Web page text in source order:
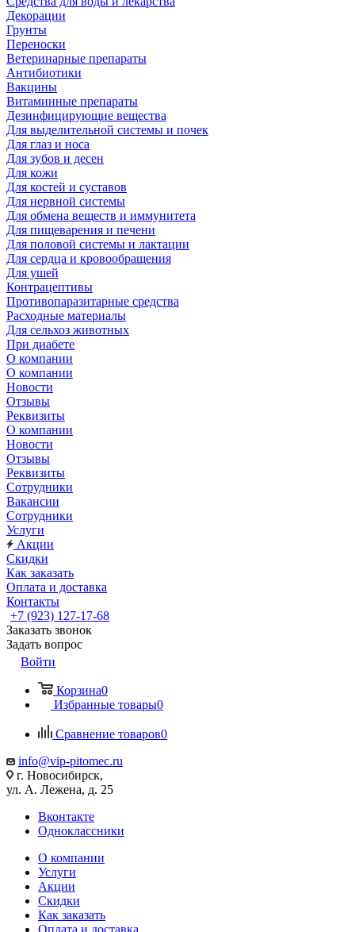
Декорации
Грунты
Переноски
Ветеринарные препараты
Антибиотики
Вакцины
Витаминные препараты
Дезинфицирующие вещества
Для выделительной системы и почек
Для глаз и носа
Для зубов и десен
Для кожи
Для костей и суставов
Для нервной системы
Для обмена веществ и иммунитета
Для пищеварения и печени
Для половой системы и лактации
Для сердца и кровообращения
Для ушей
Контрацептивы
Противопаразитарные средства
Расходные материалы
Для сельхоз животных
При диабете
О компании
О компании
Новости
Отзывы
Реквизиты
О компании
Новости
Отзывы
Реквизиты
Сотрудники
Вакансии
Сотрудники
Услуги
Акции
Скидки
Как заказать
Оплата и доставка
Контакты
+7 (923) 127-17-68
Заказать звонок
Задать вопрос
Войти
Корзина0
Избранные товары0
Сравнение товаров0
info@vip-pitomec.ru
г. Новосибирск,
ул. А. Лежена, д. 25
Вконтакте
Одноклассники
О компании
Услуги
Акции
Скидки
Как заказать
Оплата и доставка